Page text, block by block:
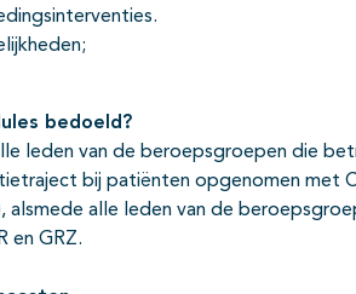
bedoeld?
leden van de beroepsgroepen die
bij patiënten opgenomen met
alle leden van de
en GRZ.